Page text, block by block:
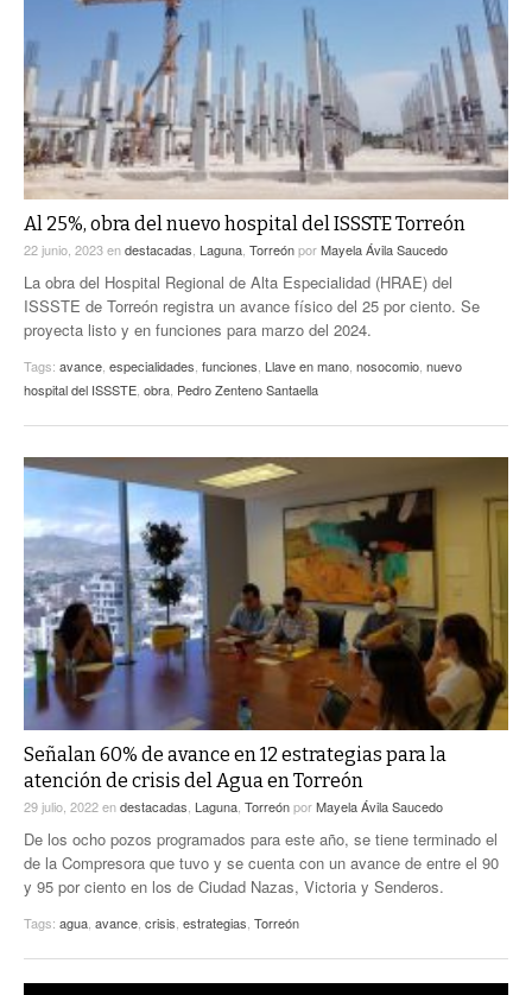
Al 25%, obra del nuevo hospital del ISSSTE Torreón
22 junio, 2023endestacadas Laguna TorreónporMayela Ávila Saucedo
La obra del Hospital Regional de Alta Especialidad (HRAE) del
ISSSTE de Torreón registra un avance físico del 25 por ciento. Se
proyecta listo y en funciones para marzo del 2024.
Tags: avance especialidades funciones Llave en mano nosocomio nuevo
hospital del ISSSTE obra Pedro Zenteno Santaella
Señalan 60% de avance en 12 estrategias para la
atención de crisis del Agua en Torreón
29 julio, 2022endestacadas, Laguna, TorreónporMayela Ávila Saucedo
De los ocho pozos programados para este año, se tiene terminado el
de la Compresora que tuvo y se cuenta con un avance de entre el 90
y 95 por ciento en los de Ciudad Nazas, Victoria y Senderos.
Tags: agua, avance, crisis, estrategias, Torreón